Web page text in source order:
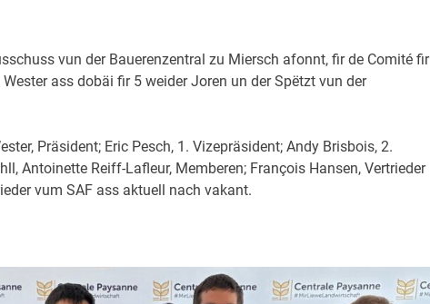
vun der Bauerenzentral zu Miersch afonnt, fir de Comité fir
ass dobäi fir 5 weider Joren un der Spëtzt vun der
Präsident; Eric Pesch, 1. Vizepräsident; Andy Brisbois, 2.
Antoinette Reiff-Lafleur, Memberen; François Hansen, Vertrieder
vum SAF ass aktuell nach vakant.